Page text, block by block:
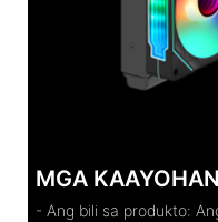
MGA
- Ang bili sa produkto: